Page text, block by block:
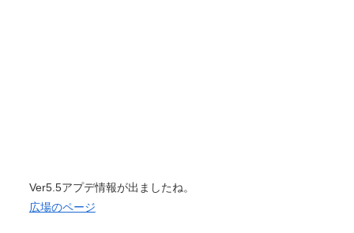
Ver5.5アプデ情報が出ましたね。
広場のページ